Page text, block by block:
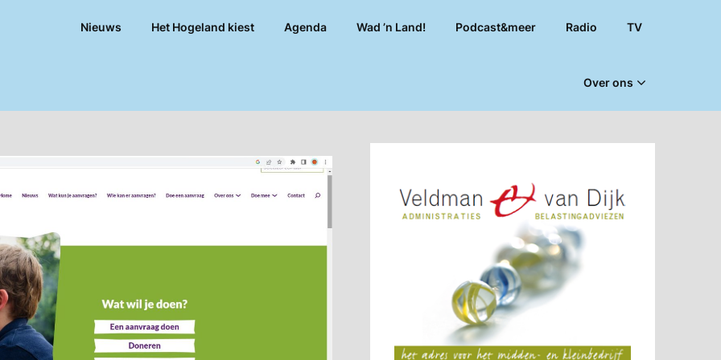
Nieuws Het Hogeland kiest Agenda Wad ’n Land! Podcast&meer Radio TV
Over ons